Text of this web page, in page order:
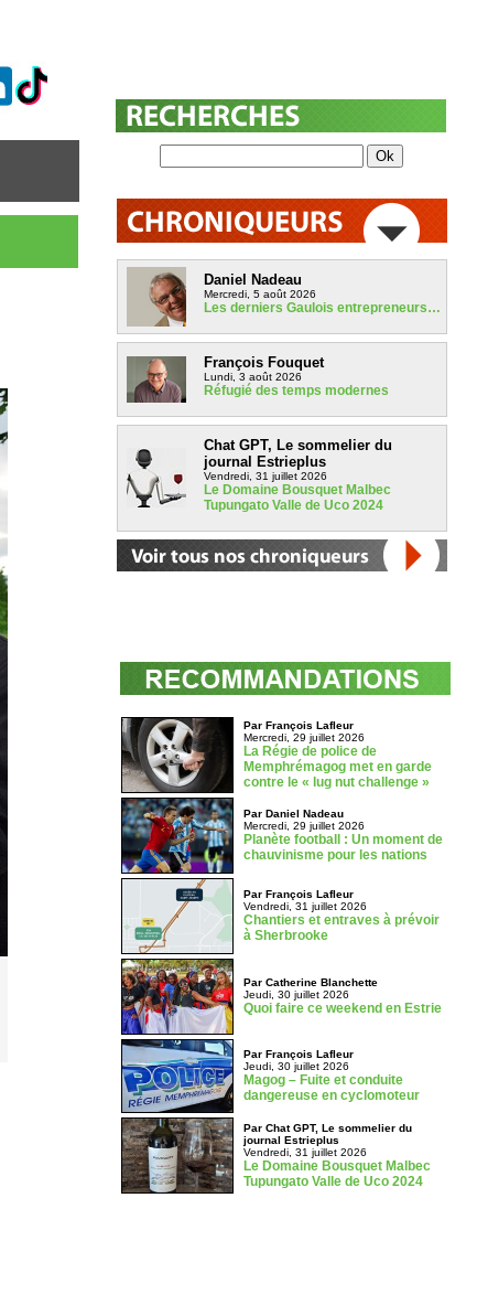
Daniel Nadeau
Mercredi, 5 août 2026
Les derniers Gaulois entrepreneurs…
François Fouquet
Lundi, 3 août 2026
Réfugié des temps modernes
Chat GPT, Le sommelier du
journal Estrieplus
Vendredi, 31 juillet 2026
Le Domaine Bousquet Malbec
Tupungato Valle de Uco 2024
Par François Lafleur
Mercredi, 29 juillet 2026
La Régie de police de
Memphrémagog met en garde
contre le « lug nut challenge »
Par Daniel Nadeau
Mercredi, 29 juillet 2026
Planète football : Un moment de
chauvinisme pour les nations
Par François Lafleur
Vendredi, 31 juillet 2026
Chantiers et entraves à prévoir
à Sherbrooke
Par Catherine Blanchette
Jeudi, 30 juillet 2026
Quoi faire ce weekend en Estrie
Par François Lafleur
Jeudi, 30 juillet 2026
Magog – Fuite et conduite
dangereuse en cyclomoteur
Par Chat GPT, Le sommelier du
journal Estrieplus
Vendredi, 31 juillet 2026
Le Domaine Bousquet Malbec
Tupungato Valle de Uco 2024